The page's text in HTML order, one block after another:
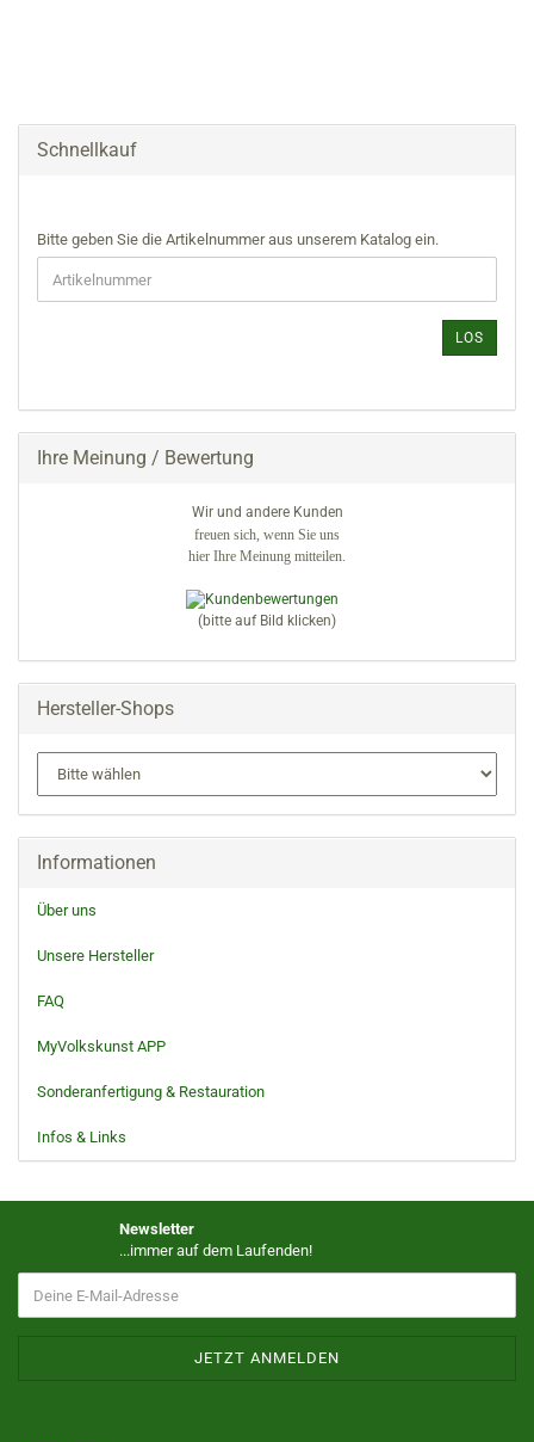
Schnellkauf
BITTE
GEBEN
SIE
DIE
EIN.
Bitte geben Sie die Artikelnummer aus unserem Katalog ein.
LOS
Ihre Meinung / Bewertung
Wir und andere Kunden
freuen sich, wenn Sie uns
hier Ihre Meinung mitteilen.
(bitte auf Bild klicken)
Hersteller-Shops
Informationen
Über uns
Unsere Hersteller
FAQ
MyVolkskunst APP
Sonderanfertigung & Restauration
Infos & Links
Newsletter
...immer auf dem Laufenden!